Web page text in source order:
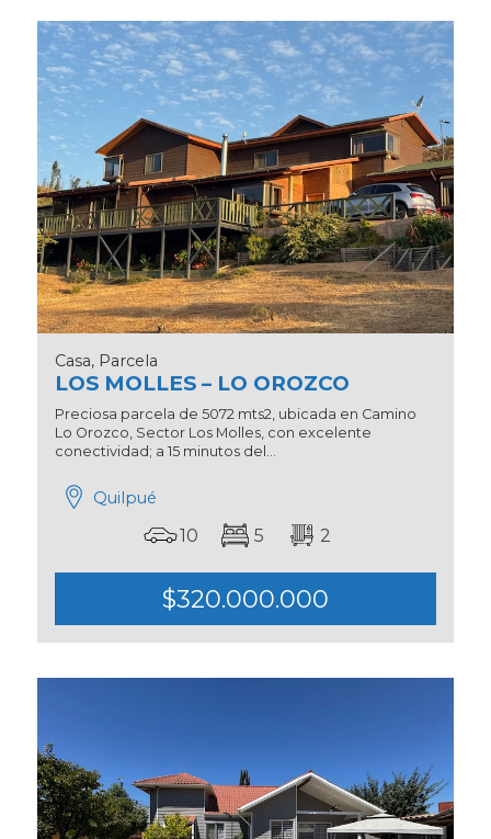
Casa, Parcela
LOS MOLLES – LO OROZCO
Preciosa parcela de 5072 mts2, ubicada en Camino
Lo Orozco, Sector Los Molles, con excelente
conectividad; a 15 minutos del...
Quilpué
10 5 2
$320.000.000